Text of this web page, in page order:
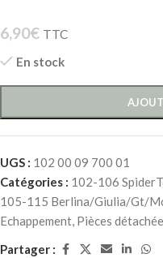
6,90€ TTC
En stock
UGS : 102 00 09 700 01
Catégories : 102-106
105-115 Berlina/Giulia/Gt/
Echappement, Pièces
Partager :